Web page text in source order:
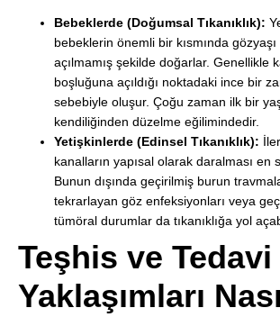
Bebeklerde (Doğumsal Tıkanıklık):
bebeklerin önemli bir kısmında
açılmamış şekilde doğarlar. Genellikle
boşluğuna açıldığı noktadaki ince bir
sebebiyle oluşur. Çoğu zaman ilk bir
kendiliğinden düzelme eğilimindedir.
Yetişkinlerde (Edinsel Tıkanıklık):
kanalların yapısal olarak daralması en
Bunun dışında geçirilmiş burun
tekrarlayan göz enfeksiyonları veya
tümöral durumlar da tıkanıklığa yol
Teşhis ve Tedavi
Yaklaşımları